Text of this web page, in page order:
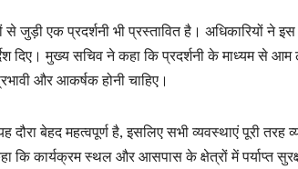
जुड़ी एक प्रदर्शनी भी प्रस्तावित है। अधिकारियों ने इस
दिए। मुख्य सचिव ने कहा कि प्रदर्शनी के माध्यम से आम
और आकर्षक होनी चाहिए।
बेहद महत्वपूर्ण है, इसलिए सभी व्यवस्थाएं पूरी तरह
कि कार्यक्रम स्थल और आसपास के क्षेत्रों में पर्याप्त